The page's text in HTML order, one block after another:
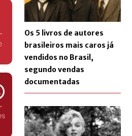
Os 5 livros de autores
brasileiros mais caros já
vendidos no Brasil,
segundo vendas
documentadas